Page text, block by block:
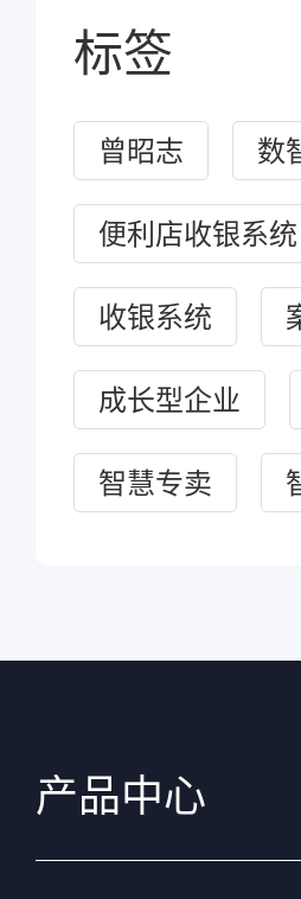
标签
曾昭志 数
便利店收银系统
收银系统
成长型企业
智慧专卖
产品中心